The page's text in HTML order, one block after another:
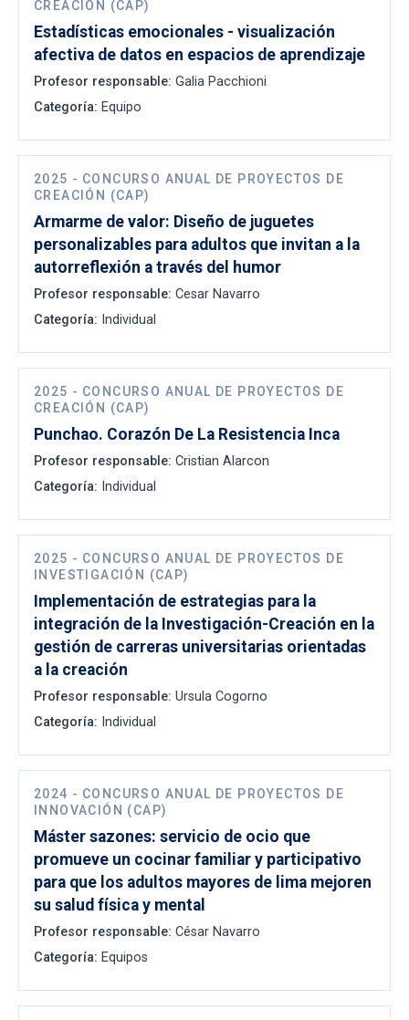
CREACIÓN (CAP)
Estadísticas emocionales - visualización
afectiva de datos en espacios de aprendizaje
Profesor responsable: Galia Pacchioni
Categoría: Equipo
2025 - CONCURSO ANUAL DE PROYECTOS DE
CREACIÓN (CAP)
Armarme de valor: Diseño de juguetes
personalizables para adultos que invitan a la
autorreflexión a través del humor
Profesor responsable: Cesar Navarro
Categoría: Individual
2025 - CONCURSO ANUAL DE PROYECTOS DE
CREACIÓN (CAP)
Punchao. Corazón De La Resistencia Inca
Profesor responsable: Cristian Alarcon
Categoría: Individual
2025 - CONCURSO ANUAL DE PROYECTOS DE
INVESTIGACIÓN (CAP)
Implementación de estrategias para la
integración de la Investigación-Creación en la
gestión de carreras universitarias orientadas
a la creación
Profesor responsable: Ursula Cogorno
Categoría: Individual
2024 - CONCURSO ANUAL DE PROYECTOS DE
INNOVACIÓN (CAP)
Máster sazones: servicio de ocio que
promueve un cocinar familiar y participativo
para que los adultos mayores de lima mejoren
su salud física y mental
Profesor responsable: César Navarro
Categoría: Equipos